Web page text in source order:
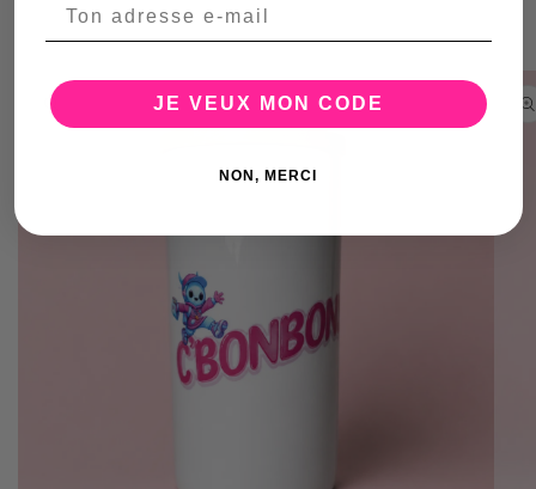
informations
produits
JE VEUX MON CODE
NON, MERCI